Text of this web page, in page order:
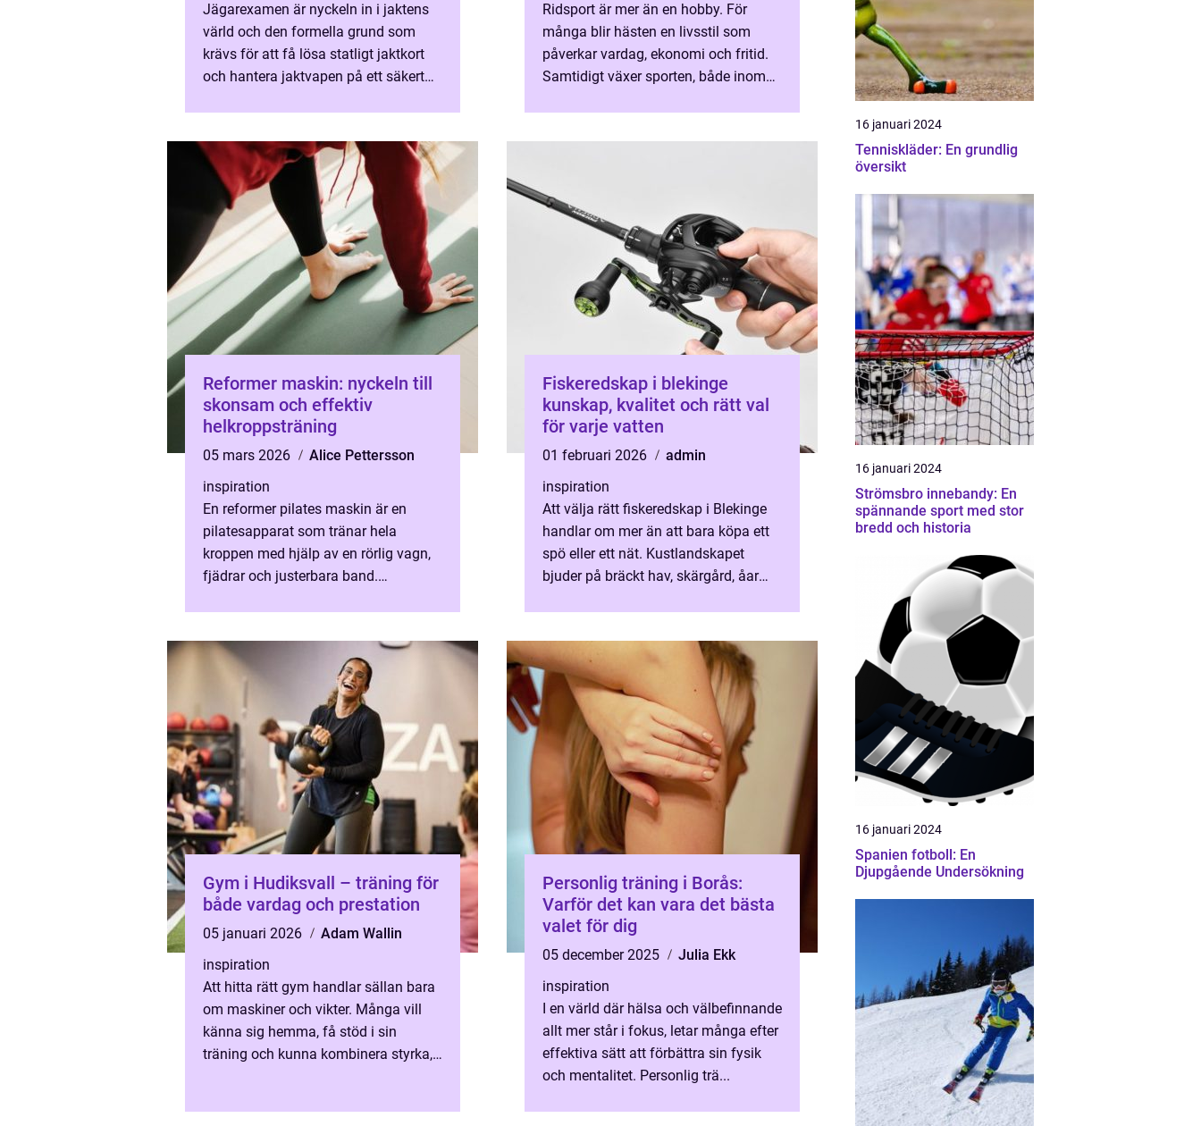
Jägarexamen är nyckeln in i jaktens
värld och den formella grund som
krävs för att få lösa statligt jaktkort
och hantera jaktvapen på ett säkert
Ridsport är mer än en hobby. För
många blir hästen en livsstil som
påverkar vardag, ekonomi och fritid.
Samtidigt växer sporten, både inom
Reformer maskin: nyckeln till
skonsam och effektiv
helkroppsträning
05 mars 2026
Alice Pettersson
inspiration
En reformer pilates maskin är en
pilatesapparat som tränar hela
kroppen med hjälp av en rörlig vagn,
fjädrar och justerbara band.
Fiskeredskap i blekinge
kunskap, kvalitet och rätt val
för varje vatten
01 februari 2026
admin
inspiration
Att välja rätt fiskeredskap i Blekinge
handlar om mer än att bara köpa ett
spö eller ett nät. Kustlandskapet
bjuder på bräckt hav, skärgård, åar
Gym i Hudiksvall – träning för
både vardag och prestation
05 januari 2026
Adam Wallin
inspiration
Att hitta rätt gym handlar sällan bara
om maskiner och vikter. Många vill
känna sig hemma, få stöd i sin
träning och kunna kombinera styrka,
Personlig träning i Borås:
Varför det kan vara det bästa
valet för dig
05 december 2025
Julia Ekk
inspiration
I en värld där hälsa och välbefinnande
allt mer står i fokus, letar många efter
effektiva sätt att förbättra sin fysik
och mentalitet. Personlig trä...
16 januari 2024
Tenniskläder: En grundlig
översikt
16 januari 2024
Strömsbro innebandy: En
spännande sport med stor
bredd och historia
16 januari 2024
Spanien fotboll: En
Djupgående Undersökning